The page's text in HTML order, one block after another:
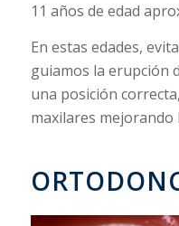
11 años de edad
En estas edades,
guiamos la erupción
una posición
maxilares mejorando